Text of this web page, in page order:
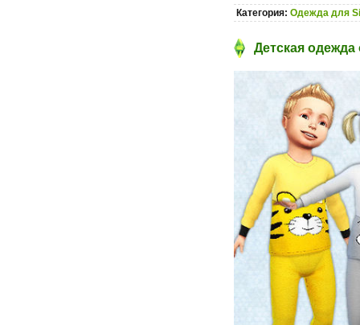
Категория: Одежда для
Детская одежда